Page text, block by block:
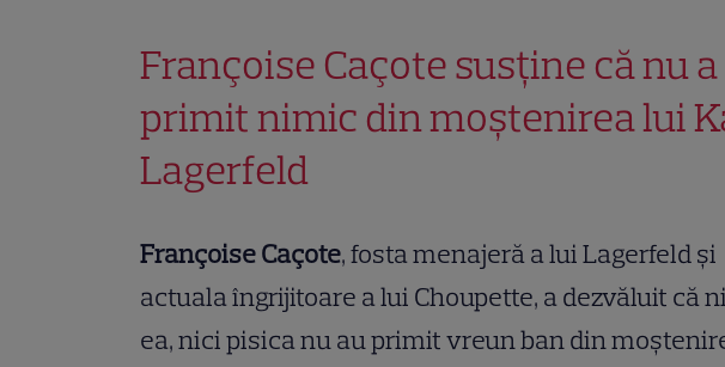
Françoise Caçote susține că nu a
primit nimic din moștenirea lui
Lagerfeld
Françoise Caçote, fosta menajeră a lui Lagerfeld și
actuala îngrijitoare a lui Choupette, a dezvăluit că
ea, nici pisica nu au primit vreun ban din